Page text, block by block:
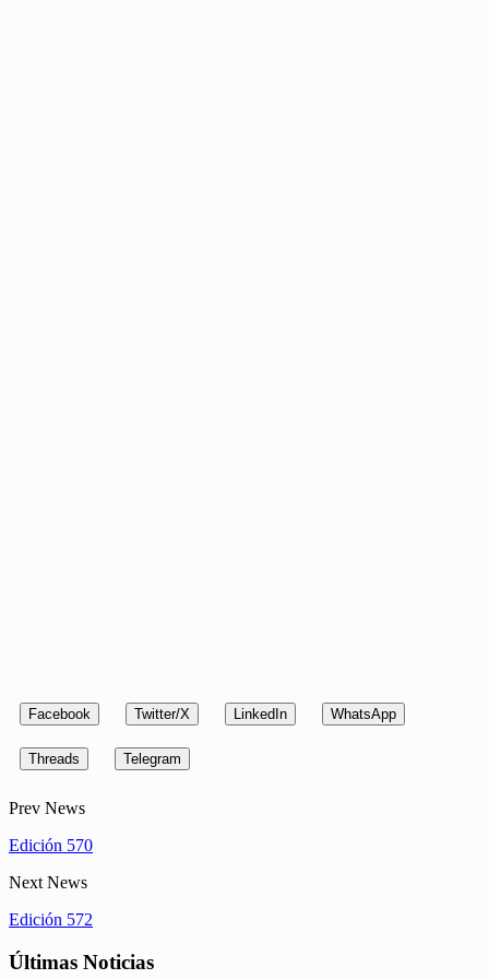
Facebook Twitter/X LinkedIn WhatsApp
Threads Telegram
Prev News
Edición 570
Next News
Edición 572
Últimas Noticias